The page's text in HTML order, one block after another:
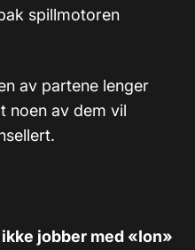
spillmotoren
av partene lenger
noen av dem vil
jobber med «Ion»